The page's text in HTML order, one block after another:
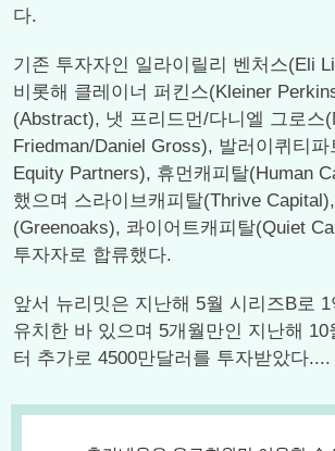
다.
기존 투자자인 일라이릴리 벤처스(Eli
비롯해 클레이너 퍼킨스(Kleiner
(Abstract), 냇 프리드먼/다니엘 그로스
Friedman/Daniel Gross), 발러이퀴티파
Equity Partners), 휴먼캐피탈(Human
했으며 스라이브캐피탈(Thrive
(Greenoaks), 콰이어트캐피탈(Quiet
투자자로 합류했다.
앞서 뉴리밋은 지난해 5월 시리즈B로
유치한 바 있으며 5개월만인 지난해 10
터 추가로 4500만달러를 투자받았다....